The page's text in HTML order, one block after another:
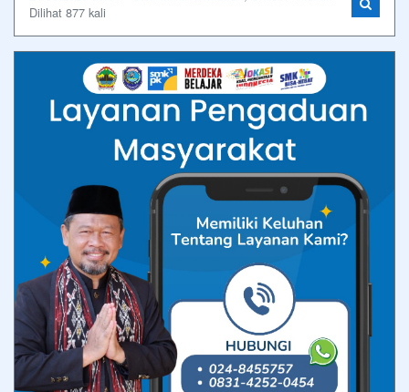
Dilihat 877 kali